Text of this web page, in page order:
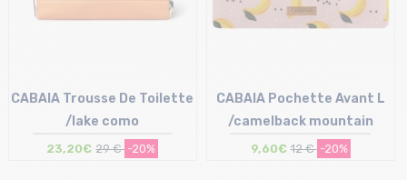
CABAIA Trousse De Toilette
/lake como
23,20€ 29 € -20%
CABAIA Pochette Avant L
/camelback mountain
9,60€ 12 € -20%